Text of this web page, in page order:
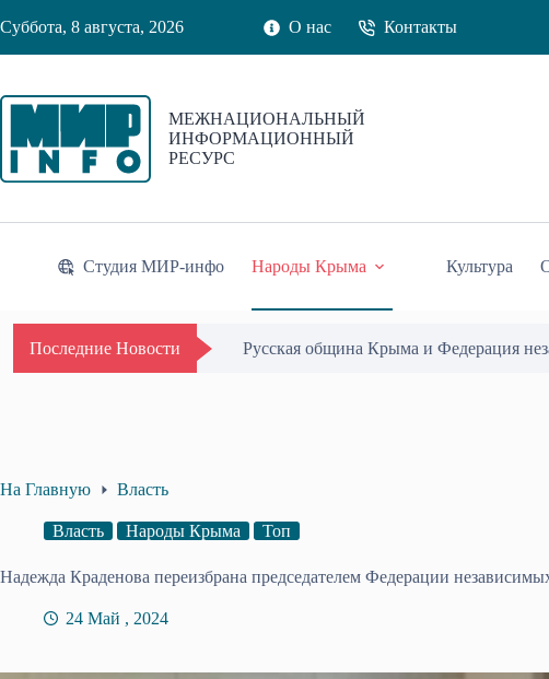
к
Суббота, 8 августа, 2026 О нас Контакты
МЕЖНАЦИОНАЛЬНЫЙ
ИНФОРМАЦИОННЫЙ
РЕСУРС
Студия МИР-инфо Народы Крыма Культура
Последние Новости Одиссей Пипия удостоен Почётного
На Главную Власть
Власть Народы Крыма Топ
Надежда Краденова переизбрана председателем Федерации
24 Май , 2024